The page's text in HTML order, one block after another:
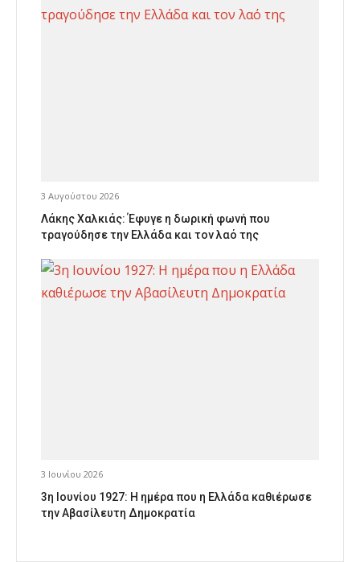
3 Αυγούστου 2026
Λάκης Χαλκιάς: Έφυγε η δωρική φωνή που
τραγούδησε την Ελλάδα και τον λαό της
3 Ιουνίου 2026
3η Ιουνίου 1927: Η ημέρα που η Ελλάδα καθιέρωσε
την Αβασίλευτη Δημοκρατία